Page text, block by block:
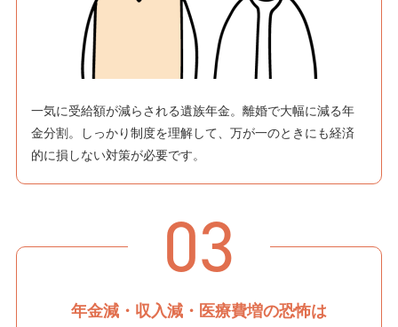
一気に受給額が減らされる遺族年金。離婚で大幅に減る年
金分割。しっかり制度を理解して、万が一のときにも経済
的に損しない対策が必要です。
03
年金減・収入減・医療費増の恐怖は